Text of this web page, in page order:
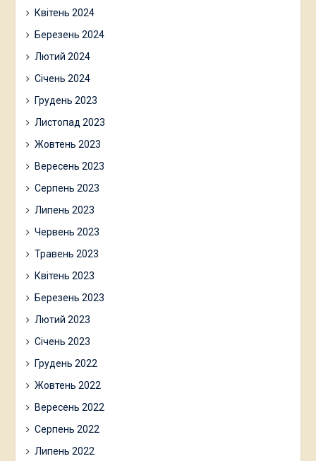
Квітень 2024
Березень 2024
Лютий 2024
Січень 2024
Грудень 2023
Листопад 2023
Жовтень 2023
Вересень 2023
Серпень 2023
Липень 2023
Червень 2023
Травень 2023
Квітень 2023
Березень 2023
Лютий 2023
Січень 2023
Грудень 2022
Жовтень 2022
Вересень 2022
Серпень 2022
Липень 2022